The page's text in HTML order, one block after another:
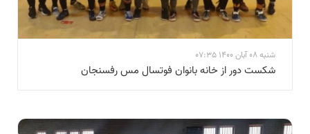
شنبه 08 آبان 1400 07:35
شکست دور از خانه بانوان فوتسال مس رفسنجان